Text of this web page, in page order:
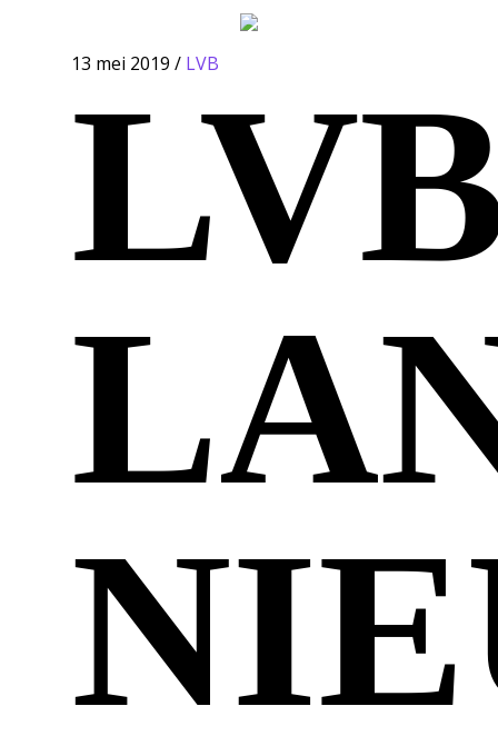
13 mei 2019 / LVB